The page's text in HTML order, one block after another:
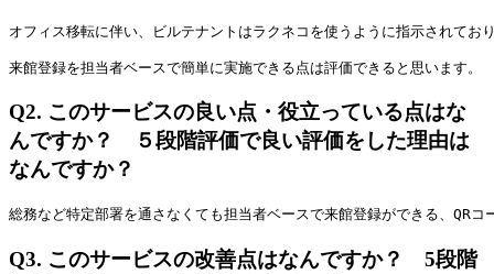
オフィス移転に伴い、ビルテナントはラクネコを使うように指示されてお
来館登録を担当者ベースで簡単に実施できる点は評価できると思います。
Q2. このサービスの良い点・役立っている点はな
んですか？ ５段階評価で良い評価をした理由は
なんですか？
総務など特定部署を通さなくても担当者ベースで来館登録ができる、QR
Q3. このサービスの改善点はなんですか？ 5段階